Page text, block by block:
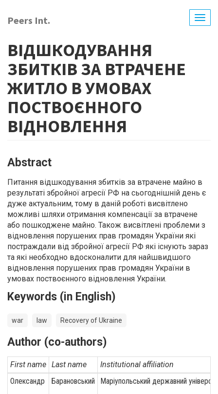
main
Peers Int.
ВІДШКОДУВАННЯ
ЗБИТКІВ ЗА ВТРАЧЕНЕ
ЖИТЛО В УМОВАХ
ПОСТВОЄННОГО
ВІДНОВЛЕННЯ
Abstract
Питання відшкодування збитків за втрачене майно в
результаті збройної агресії РФ на сьогоднішній день є
дуже актуальним, тому в даній роботі висвітлено
можливі шляхи отримання компенсації за втрачене
або пошкоджене майно. Також висвітлені проблеми з
відновлення порушених прав громадян України які
постраждали від збройної агресії РФ які існують зараз
та які необходно вдосконалити для найшвидшого
відновлення порушених прав громадян України в
умовах поствоєнного відновлення України.
Keywords (in English)
war law Recovery of Ukraine
Author (co-authors)
First name Last name
Institutional affiliation
Олександр
Барановський Маріупольський державний